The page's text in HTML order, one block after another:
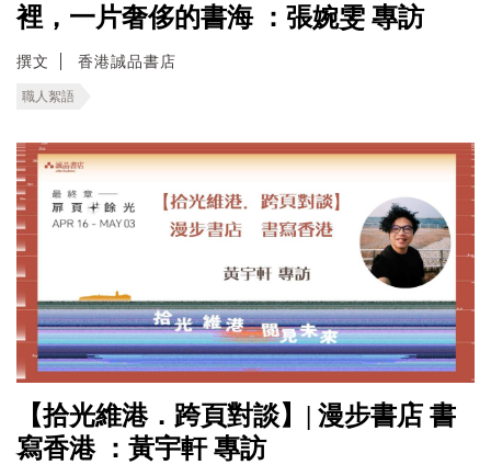
裡，一片奢侈的書海 ：張婉雯 專訪
撰文 香港誠品書店
職人絮語
【拾光維港．跨頁對談】| 漫步書店 書
寫香港 ：黃宇軒 專訪